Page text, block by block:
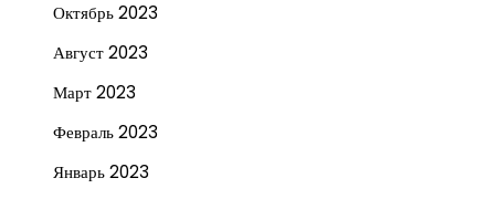
Октябрь 2023
Август 2023
Март 2023
Февраль 2023
Январь 2023